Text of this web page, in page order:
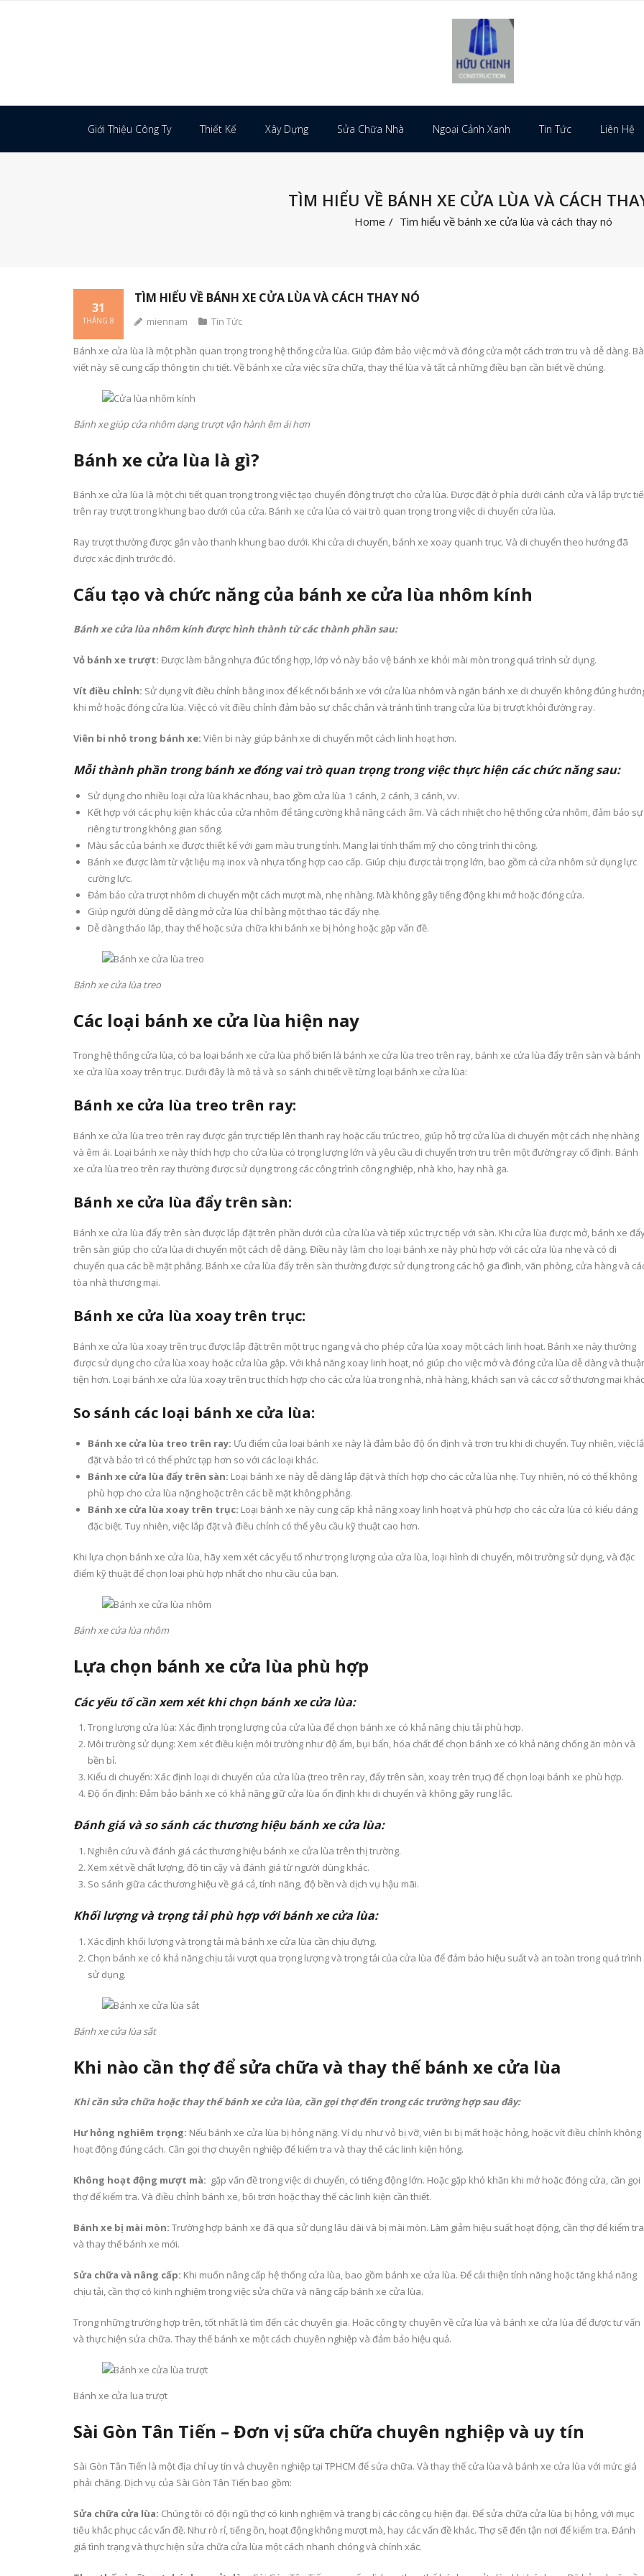
Giới Thiệu Công Ty Thiết Kế Xây Dựng Sửa Chữa Nhà Ngoại Cảnh Xanh Tin Tức Liên Hệ
TÌM HIỂU VỀ BÁNH XE CỬA LÙA VÀ CÁCH
Home / Tìm hiểu về bánh xe cửa lùa và cách thay nó
TÌM HIỂU VỀ BÁNH XE CỬA LÙA VÀ CÁCH THAY NÓ
31
THÁNG 8 miennam Tin Tức
Bánh xe cửa lùa là một phần quan trọng trong hệ thống cửa lùa. Giúp đảm bảo việc mở và đóng cửa một cách trơn tru và dễ dàng.
viết này sẽ cung cấp thông tin chi tiết. Về bánh xe cửa việc sữa chữa, thay thế lùa và tất cả những điều bạn cần biết về chúng.
Bánh xe giúp cửa nhôm dạng trượt vận hành êm ái hơn
Bánh xe cửa lùa là gì?
Bánh xe cửa lùa là một chi tiết quan trọng trong việc tạo chuyển động trượt cho cửa lùa. Được đặt ở phía dưới cánh cửa và lắp trực
trên ray trượt trong khung bao dưới của cửa. Bánh xe cửa lùa có vai trò quan trọng trong việc di chuyển cửa lùa.
Ray trượt thường được gắn vào thanh khung bao dưới. Khi cửa di chuyển, bánh xe xoay quanh trục. Và di chuyển theo hướng đã
được xác định trước đó.
Cấu tạo và chức năng của bánh xe cửa lùa nhôm kính
Bánh xe cửa lùa nhôm kính được hình thành từ các thành phần sau:
Vỏ bánh xe trượt: Được làm bằng nhựa đúc tổng hợp, lớp vỏ này bảo vệ bánh xe khỏi mài mòn trong quá trình sử dụng.
Vít điều chỉnh: Sử dụng vít điều chỉnh bằng inox để kết nối bánh xe với cửa lùa nhôm và ngăn bánh xe di chuyển không đúng
khi mở hoặc đóng cửa lùa. Việc có vít điều chỉnh đảm bảo sự chắc chắn và tránh tình trạng cửa lùa bị trượt khỏi đường ray.
Viên bi nhỏ trong bánh xe: Viên bi này giúp bánh xe di chuyển một cách linh hoạt hơn.
Mỗi thành phần trong bánh xe đóng vai trò quan trọng trong việc thực hiện các chức năng sau:
Sử dụng cho nhiều loại cửa lùa khác nhau, bao gồm cửa lùa 1 cánh, 2 cánh, 3 cánh, vv.
Kết hợp với các phụ kiện khác của cửa nhôm để tăng cường khả năng cách âm. Và cách nhiệt cho hệ thống cửa nhôm, đảm bảo sự
riêng tư trong không gian sống.
Màu sắc của bánh xe được thiết kế với gam màu trung tính. Mang lại tính thẩm mỹ cho công trình thi công.
Bánh xe được làm từ vật liệu mạ inox và nhựa tổng hợp cao cấp. Giúp chịu được tải trọng lớn, bao gồm cả cửa nhôm sử dụng lực
cường lực.
Đảm bảo cửa trượt nhôm di chuyển một cách mượt mà, nhẹ nhàng. Mà không gây tiếng động khi mở hoặc đóng cửa.
Giúp người dùng dễ dàng mở cửa lùa chỉ bằng một thao tác đẩy nhẹ.
Dễ dàng tháo lắp, thay thế hoặc sửa chữa khi bánh xe bị hỏng hoặc gặp vấn đề.
Bánh xe cửa lùa treo
Các loại bánh xe cửa lùa hiện nay
Trong hệ thống cửa lùa, có ba loại bánh xe cửa lùa phổ biến là bánh xe cửa lùa treo trên ray, bánh xe cửa lùa đẩy trên sàn và bánh
xe cửa lùa xoay trên trục. Dưới đây là mô tả và so sánh chi tiết về từng loại bánh xe cửa lùa:
Bánh xe cửa lùa treo trên ray:
Bánh xe cửa lùa treo trên ray được gắn trực tiếp lên thanh ray hoặc cấu trúc treo, giúp hỗ trợ cửa lùa di chuyển một cách nhẹ nhàng
và êm ái. Loại bánh xe này thích hợp cho cửa lùa có trọng lượng lớn và yêu cầu di chuyển trơn tru trên một đường ray cố định. Bánh
xe cửa lùa treo trên ray thường được sử dụng trong các công trình công nghiệp, nhà kho, hay nhà ga.
Bánh xe cửa lùa đẩy trên sàn:
Bánh xe cửa lùa đẩy trên sàn được lắp đặt trên phần dưới của cửa lùa và tiếp xúc trực tiếp với sàn. Khi cửa lùa được mở, bánh xe
trên sàn giúp cho cửa lùa di chuyển một cách dễ dàng. Điều này làm cho loại bánh xe này phù hợp với các cửa lùa nhẹ và có di
chuyển qua các bề mặt phẳng. Bánh xe cửa lùa đẩy trên sàn thường được sử dụng trong các hộ gia đình, văn phòng, cửa hàng và
tòa nhà thương mại.
Bánh xe cửa lùa xoay trên trục:
Bánh xe cửa lùa xoay trên trục được lắp đặt trên một trục ngang và cho phép cửa lùa xoay một cách linh hoạt. Bánh xe này thường
được sử dụng cho cửa lùa xoay hoặc cửa lùa gập. Với khả năng xoay linh hoạt, nó giúp cho việc mở và đóng cửa lùa dễ dàng và
tiện hơn. Loại bánh xe cửa lùa xoay trên trục thích hợp cho các cửa lùa trong nhà, nhà hàng, khách sạn và các cơ sở thương mại
So sánh các loại bánh xe cửa lùa:
Bánh xe cửa lùa treo trên ray: Ưu điểm của loại bánh xe này là đảm bảo độ ổn định và trơn tru khi di chuyển. Tuy nhiên, việc
đặt và bảo trì có thể phức tạp hơn so với các loại khác.
Bánh xe cửa lùa đẩy trên sàn: Loại bánh xe này dễ dàng lắp đặt và thích hợp cho các cửa lùa nhẹ. Tuy nhiên, nó có thể không
phù hợp cho cửa lùa nặng hoặc trên các bề mặt không phẳng.
Bánh xe cửa lùa xoay trên trục: Loại bánh xe này cung cấp khả năng xoay linh hoạt và phù hợp cho các cửa lùa có kiểu dáng
đặc biệt. Tuy nhiên, việc lắp đặt và điều chỉnh có thể yêu cầu kỹ thuật cao hơn.
Khi lựa chọn bánh xe cửa lùa, hãy xem xét các yếu tố như trọng lượng của cửa lùa, loại hình di chuyển, môi trường sử dụng, và đặc
điểm kỹ thuật để chọn loại phù hợp nhất cho nhu cầu của bạn.
Bánh xe cửa lùa nhôm
Lựa chọn bánh xe cửa lùa phù hợp
Các yếu tố cần xem xét khi chọn bánh xe cửa lùa:
Trọng lượng cửa lùa: Xác định trọng lượng của cửa lùa để chọn bánh xe có khả năng chịu tải phù hợp.
Môi trường sử dụng: Xem xét điều kiện môi trường như độ ẩm, bụi bẩn, hóa chất để chọn bánh xe có khả năng chống ăn mòn và
bền bỉ.
Kiểu di chuyển: Xác định loại di chuyển của cửa lùa (treo trên ray, đẩy trên sàn, xoay trên trục) để chọn loại bánh xe phù hợp.
Độ ổn định: Đảm bảo bánh xe có khả năng giữ cửa lùa ổn định khi di chuyển và không gây rung lắc.
Đánh giá và so sánh các thương hiệu bánh xe cửa lùa:
Nghiên cứu và đánh giá các thương hiệu bánh xe cửa lùa trên thị trường.
Xem xét về chất lượng, độ tin cậy và đánh giá từ người dùng khác.
So sánh giữa các thương hiệu về giá cả, tính năng, độ bền và dịch vụ hậu mãi.
Khối lượng và trọng tải phù hợp với bánh xe cửa lùa:
Xác định khối lượng và trọng tải mà bánh xe cửa lùa cần chịu đựng.
Chọn bánh xe có khả năng chịu tải vượt qua trọng lượng và trọng tải của cửa lùa để đảm bảo hiệu suất và an toàn trong quá trình
sử dụng.
Bánh xe cửa lùa sắt
Khi nào cần thợ để sửa chữa và thay thế bánh xe cửa lùa
Khi cần sửa chữa hoặc thay thế bánh xe cửa lùa, cần gọi thợ đến trong các trường hợp sau đây:
Hư hỏng nghiêm trọng: Nếu bánh xe cửa lùa bị hỏng nặng. Ví dụ như vỏ bị vỡ, viên bi bị mất hoặc hỏng, hoặc vít điều chỉnh không
hoạt động đúng cách. Cần gọi thợ chuyên nghiệp để kiểm tra và thay thế các linh kiện hỏng.
Không hoạt động mượt mà: gặp vấn đề trong việc di chuyển, có tiếng động lớn. Hoặc gặp khó khăn khi mở hoặc đóng cửa, cần gọi
thợ để kiểm tra. Và điều chỉnh bánh xe, bôi trơn hoặc thay thế các linh kiện cần thiết.
Bánh xe bị mài mòn: Trường hợp bánh xe đã qua sử dụng lâu dài và bị mài mòn. Làm giảm hiệu suất hoạt động, cần thợ để kiểm tra
và thay thế bánh xe mới.
Sửa chữa và nâng cấp: Khi muốn nâng cấp hệ thống cửa lùa, bao gồm bánh xe cửa lùa. Để cải thiện tính năng hoặc tăng khả năng
chịu tải, cần thợ có kinh nghiệm trong việc sửa chữa và nâng cấp bánh xe cửa lùa.
Trong những trường hợp trên, tốt nhất là tìm đến các chuyên gia. Hoặc công ty chuyên về cửa lùa và bánh xe cửa lùa để được tư vấn
và thực hiện sửa chữa. Thay thế bánh xe một cách chuyên nghiệp và đảm bảo hiệu quả.
Bánh xe cửa lua trượt
Sài Gòn Tân Tiến – Đơn vị sữa chữa chuyên nghiệp và uy tín
Sài Gòn Tân Tiến là một địa chỉ uy tín và chuyên nghiệp tại TPHCM để sửa chữa. Và thay thế cửa lùa và bánh xe cửa lùa với mức giá
phải chăng. Dịch vụ của Sài Gòn Tân Tiến bao gồm:
Sửa chữa cửa lùa: Chúng tôi có đội ngũ thợ có kinh nghiệm và trang bị các công cụ hiện đại. Để sửa chữa cửa lùa bị hỏng, với mục
tiêu khắc phục các vấn đề. Như rò rỉ, tiếng ồn, hoạt động không mượt mà, hay các vấn đề khác. Thợ sẽ đến tận nơi để kiểm tra. Đánh
giá tình trạng và thực hiện sửa chữa cửa lùa một cách nhanh chóng và chính xác.